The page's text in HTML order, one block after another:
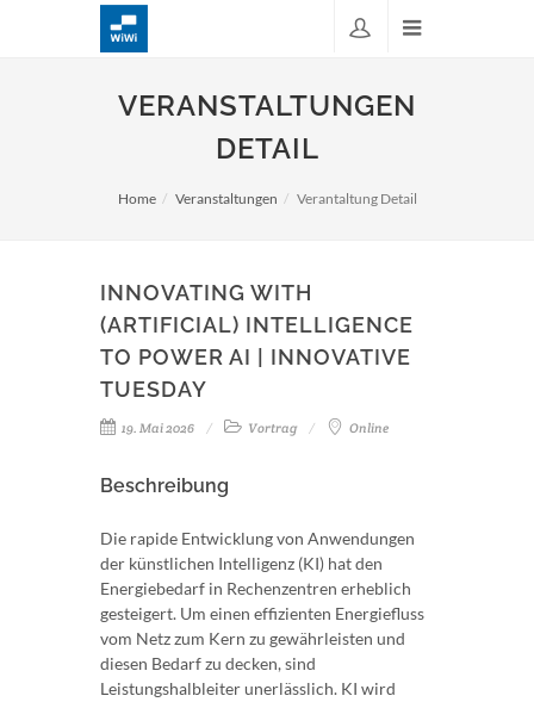
VERANSTALTUNGEN
DETAIL
Home Veranstaltungen Verantaltung Detail
INNOVATING WITH
(ARTIFICIAL) INTELLIGENCE
TO POWER AI | INNOVATIVE
TUESDAY
19. Mai 2026 Vortrag Online
Beschreibung
Die rapide Entwicklung von Anwendungen
der künstlichen Intelligenz (KI) hat den
Energiebedarf in Rechenzentren erheblich
gesteigert. Um einen effizienten Energiefluss
vom Netz zum Kern zu gewährleisten und
diesen Bedarf zu decken, sind
Leistungshalbleiter unerlässlich. KI wird